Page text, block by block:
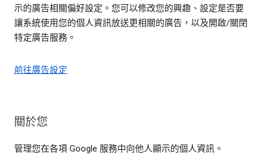
示的廣告相關偏好設定。您可以修改您的興趣、設定是否要
讓系統使用您的個人資訊放送更相關的廣告，以及開啟/關閉
特定廣告服務。
前往廣告設定
關於您
管理您在各項 Google 服務中向他人顯示的個人資訊。